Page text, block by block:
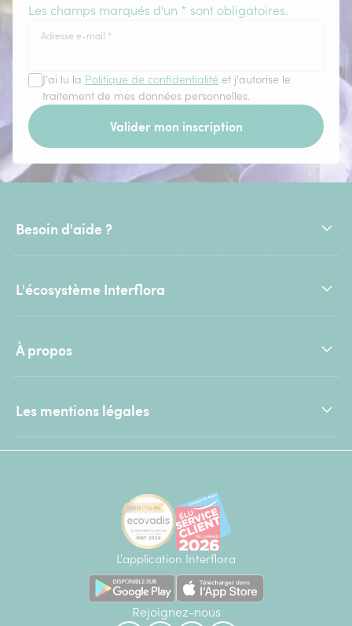
Les champs marqués d'un * sont obligatoires.
Adresse e-mail *
J'ai lu la Politique de confidentialité et j'autorise le
traitement de mes données personnelles.
Valider mon inscription
Besoin d'aide ?
L'écosystème Interflora
À propos
Les mentions légales
L'application Interflora
Rejoignez-nous